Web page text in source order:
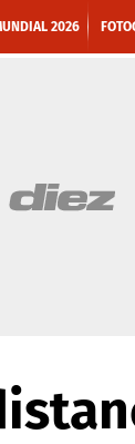
2026